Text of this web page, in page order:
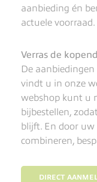
aanbieding én
actuele voorraad.
Verras de
De
vindt u in onze
webshop kunt u
bijbestellen,
blijft. En door uw
combineren,
DIRECT